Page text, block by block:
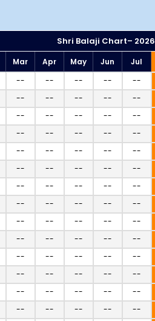
Shri Balaji Chart– 2026
Mar Apr May Jun Jul
-- -- -- -- --
-- -- -- -- --
-- -- -- -- --
-- -- -- -- --
-- -- -- -- --
-- -- -- -- --
-- -- -- -- --
-- -- -- -- --
-- -- -- -- --
-- -- -- -- --
-- -- -- -- --
-- -- -- -- --
-- -- -- -- --
-- -- -- -- --